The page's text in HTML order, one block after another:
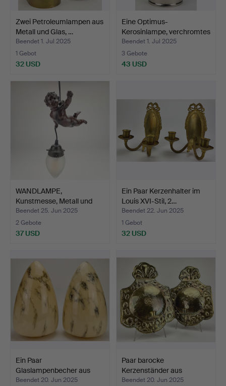
Zwei Petroleumlampen aus
Metall und Glas, …
Beendet 1. Jul 2025
1 Gebot
32 USD
Eine Optimus-
Kerosinlampe, verchromtes
Met…
Beendet 1. Jul 2025
3 Gebote
43 USD
WANDLAMPE,
Kunstmesse, Metall und
Glas, De…
Beendet 25. Jun 2025
2 Gebote
37 USD
Ein Paar Kerzenhalter im
Louis XVI-Stil, 2…
Beendet 22. Jun 2025
1 Gebot
32 USD
Ein Paar
Glaslampenbecher aus
dem 20. Jahr…
Beendet 20. Jun 2025
Paar barocke
Kerzenständer aus
Messing, 20…
Beendet 20. Jun 2025